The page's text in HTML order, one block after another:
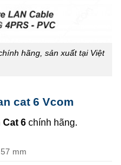
hãng, sản xuất tại Việt
cat 6 Vcom
Cat 6 chính hãng.
mm